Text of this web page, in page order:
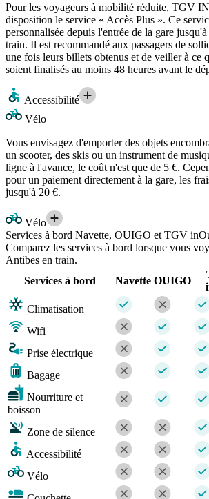
Pour les voyageurs à mobilité réduite, TGV
disposition le service « Accès Plus ». Ce
personnalisée depuis l'entrée de la gare
train. Il est recommandé aux passagers de
une fois leurs billets obtenus et de veiller à ce
soient finalisés au moins 48 heures avant le
Accessibilité
Vélo
Vous envisagez d'emporter des objets
un scooter, des skis ou un instrument de
ligne à l'avance, le coût n'est que de 5 €.
pour un paiement directement à la gare, les
jusqu'à 20 €.
Vélo
Services à bord Navette, OUIGO et TGV
Comparez les services à bord lorsque vous
Antibes en train.
Services à bord
Navette OUIGO
Climatisation
Wifi
Prise électrique
Bagage
Nourriture et
boisson
Zone de silence
Accessibilité
Vélo